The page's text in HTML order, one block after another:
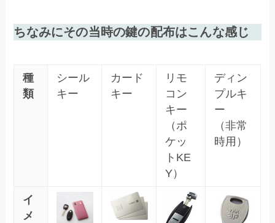
ちなみにその当時の鍵の配布はこんな感じ
種
類
シール
キー
カード
キー
リモ
コン
キー
（ポ
ケッ
トKE
Y）
ディン
プルキ
ー
（非常
時用）
イ
メ